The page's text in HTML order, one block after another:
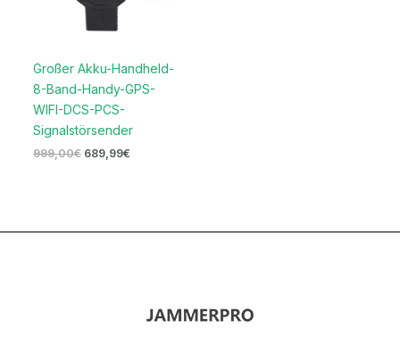
Großer Akku-Handheld-
8-Band-Handy-GPS-
WIFI-DCS-PCS-
Signalstörsender
999,00€ 689,99€